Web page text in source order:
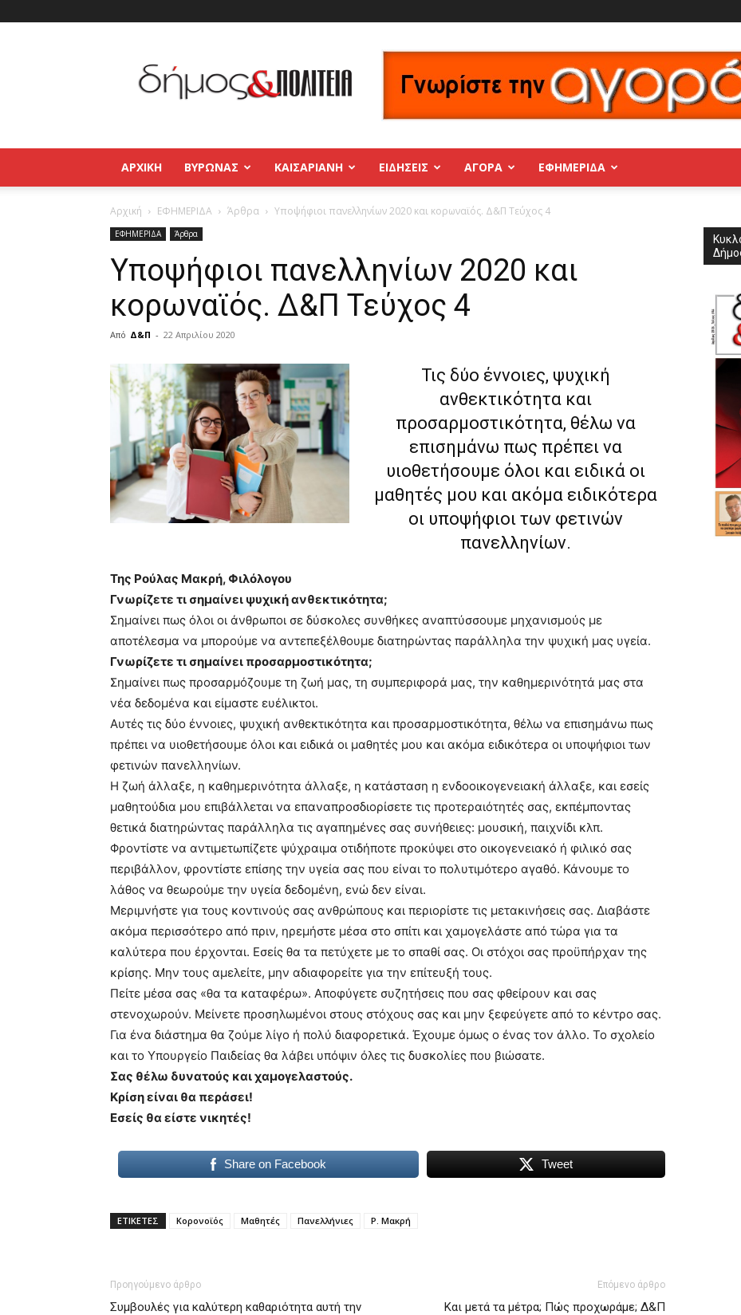
και
Πολιτεία
Βύρωνας
–
Παγκράτι
ΑΡΧΙΚΉ ΒΥΡΩΝΑΣ ΚΑΙΣΑΡΙΑΝΗ ΕΙΔΗΣΕΙΣ ΑΓΟΡΑ ΕΦΗΜΕΡΊΔΑ
Αρχική ΕΦΗΜΕΡΙΔΑ Άρθρα Υποψήφιοι πανελληνίων 2020 και κορωναϊός. Δ&Π Τεύχος 4
ΕΦΗΜΕΡΙΔΑ Άρθρα
Υποψήφιοι πανελληνίων 2020 και
κορωναϊός. Δ&Π Τεύχος 4
Από Δ&Π - 22 Απριλίου 2020
blonde
lesbians
very
show.desi
brandi
lyons
teaches
of
pain.
pornhun
hd
porn
Τις δύο έννοιες, ψυχική
ανθεκτικότητα και
προσαρμοστικότητα, θέλω να
επισημάνω πως πρέπει να
υιοθετήσουμε όλοι και ειδικά οι
μαθητές μου και ακόμα ειδικότερα
οι υποψήφιοι των φετινών
πανελληνίων.
Της Ρούλας Μακρή, Φιλόλογου
Γνωρίζετε τι σημαίνει ψυχική ανθεκτικότητα;
Σημαίνει πως όλοι οι άνθρωποι σε δύσκολες συνθήκες αναπτύσσουμε μηχανισμούς με
αποτέλεσμα να μπορούμε να αντεπεξέλθουμε διατηρώντας παράλληλα την ψυχική μας υγεία.
Γνωρίζετε τι σημαίνει προσαρμοστικότητα;
Σημαίνει πως προσαρμόζουμε τη ζωή μας, τη συμπεριφορά μας, την καθημερινότητά μας στα
νέα δεδομένα και είμαστε ευέλικτοι.
Αυτές τις δύο έννοιες, ψυχική ανθεκτικότητα και προσαρμοστικότητα, θέλω να επισημάνω πως
πρέπει να υιοθετήσουμε όλοι και ειδικά οι μαθητές μου και ακόμα ειδικότερα οι υποψήφιοι των
φετινών πανελληνίων.
Η ζωή άλλαξε, η καθημερινότητα άλλαξε, η κατάσταση η ενδοοικογενειακή άλλαξε, και εσείς
μαθητούδια μου επιβάλλεται να επαναπροσδιορίσετε τις προτεραιότητές σας, εκπέμποντας
θετικά διατηρώντας παράλληλα τις αγαπημένες σας συνήθειες: μουσική, παιχνίδι κλπ.
Φροντίστε να αντιμετωπίζετε ψύχραιμα οτιδήποτε προκύψει στο οικογενειακό ή φιλικό σας
περιβάλλον, φροντίστε επίσης την υγεία σας που είναι το πολυτιμότερο αγαθό. Κάνουμε το
λάθος να θεωρούμε την υγεία δεδομένη, ενώ δεν είναι.
Μεριμνήστε για τους κοντινούς σας ανθρώπους και περιορίστε τις μετακινήσεις σας. Διαβάστε
ακόμα περισσότερο από πριν, ηρεμήστε μέσα στο σπίτι και χαμογελάστε από τώρα για τα
καλύτερα που έρχονται. Εσείς θα τα πετύχετε με το σπαθί σας. Οι στόχοι σας προϋπήρχαν της
κρίσης. Μην τους αμελείτε, μην αδιαφορείτε για την επίτευξή τους.
Πείτε μέσα σας «θα τα καταφέρω». Αποφύγετε συζητήσεις που σας φθείρουν και σας
στενοχωρούν. Μείνετε προσηλωμένοι στους στόχους σας και μην ξεφεύγετε από το κέντρο σας.
Για ένα διάστημα θα ζούμε λίγο ή πολύ διαφορετικά. Έχουμε όμως ο ένας τον άλλο. Το σχολείο
και το Υπουργείο Παιδείας θα λάβει υπόψιν όλες τις δυσκολίες που βιώσατε.
Σας θέλω δυνατούς και χαμογελαστούς.
Κρίση είναι θα περάσει!
Εσείς θα είστε νικητές!
Share on Facebook Tweet
ΕΤΙΚΕΤΕΣ Κορονοϊός Μαθητές Πανελλήνιες Ρ. Μακρή
Προηγούμενο άρθρο
Συμβουλές για καλύτερη καθαριότητα αυτή την
Επόμενο άρθρο
Και μετά τα μέτρα; Πώς προχωράμε; Δ&Π